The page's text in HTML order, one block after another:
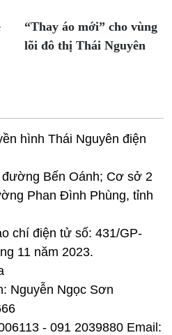
“Thay áo mới” cho vùng
lõi đô thị Thái Nguyên
hình Thái Nguyên điện
Bến Oánh; Cơ sở 2
Phan Đình Phùng, tỉnh
chí điện tử số: 431/GP-
11 năm 2023.
Nguyễn Ngọc Sơn
- 091 2039880 Email: